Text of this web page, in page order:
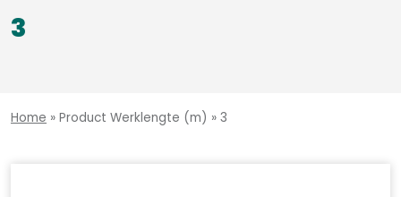
3
Home » Product Werklengte (m) » 3